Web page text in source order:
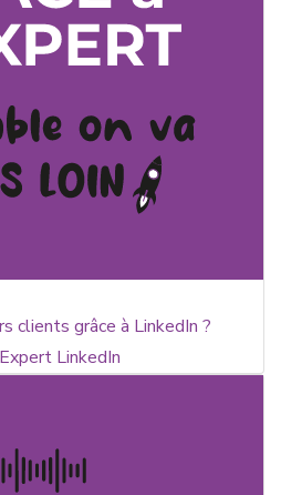
clients grâce à LinkedIn ?
LinkedIn